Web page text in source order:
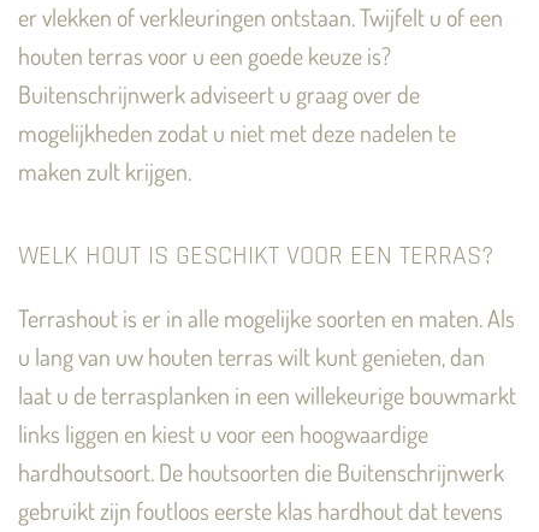
er vlekken of verkleuringen ontstaan. Twijfelt u of een
houten terras voor u een goede keuze is?
Buitenschrijnwerk adviseert u graag over de
mogelijkheden zodat u niet met deze nadelen te
maken zult krijgen.
WELK HOUT IS GESCHIKT VOOR EEN TERRAS?
Terrashout is er in alle mogelijke soorten en maten. Als
u lang van uw houten terras wilt kunt genieten, dan
laat u de terrasplanken in een willekeurige bouwmarkt
links liggen en kiest u voor een hoogwaardige
hardhoutsoort. De houtsoorten die Buitenschrijnwerk
gebruikt zijn foutloos eerste klas hardhout dat tevens